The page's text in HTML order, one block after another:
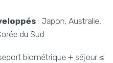
: Japon, Australie,
du Sud
biométrique + séjour ≤